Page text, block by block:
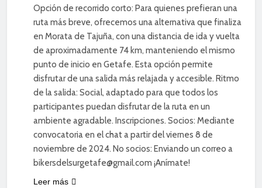
Opción de recorrido corto: Para quienes prefieran una
ruta más breve, ofrecemos una alternativa que finaliza
en Morata de Tajuña, con una distancia de ida y vuelta
de aproximadamente 74 km, manteniendo el mismo
punto de inicio en Getafe. Esta opción permite
disfrutar de una salida más relajada y accesible. Ritmo
de la salida: Social, adaptado para que todos los
participantes puedan disfrutar de la ruta en un
ambiente agradable. Inscripciones. Socios: Mediante
convocatoria en el chat a partir del viernes 8 de
noviembre de 2024. No socios: Enviando un correo a
bikersdelsurgetafe@gmail.com ¡Anímate!
Leer más